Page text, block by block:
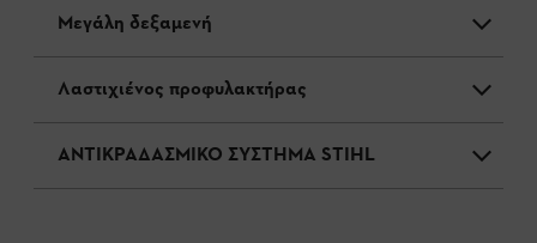
Μεγάλη δεξαμενή
Λαστιχιένος προφυλακτήρας
ΑΝΤΙΚΡΑΔΑΣΜΙΚΟ ΣΥΣΤΗΜΑ STIHL